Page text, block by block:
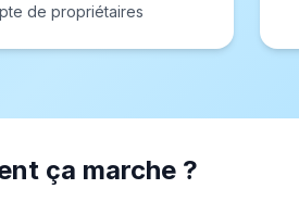
de propriétaires
ça marche ?